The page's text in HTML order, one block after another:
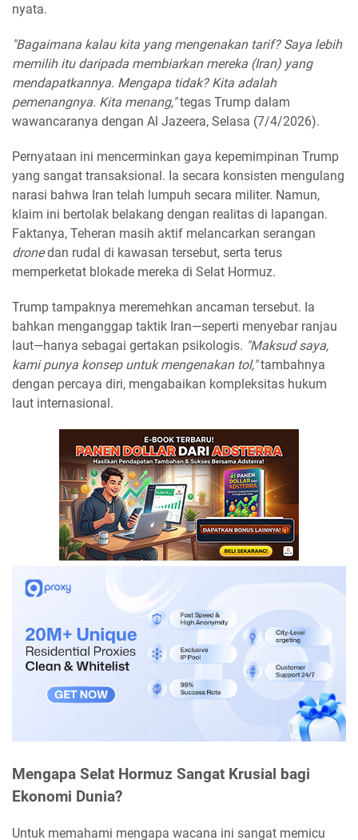
nyata.
"Bagaimana kalau kita yang mengenakan tarif? Saya lebih
memilih itu daripada membiarkan mereka (Iran) yang
mendapatkannya. Mengapa tidak? Kita adalah
pemenangnya. Kita menang,"tegas Trump dalam
wawancaranya dengan Al Jazeera, Selasa (7/4/2026).
Pernyataan ini mencerminkan gaya kepemimpinan Trump
yang sangat transaksional. Ia secara konsisten mengulang
narasi bahwa Iran telah lumpuh secara militer. Namun,
klaim ini bertolak belakang dengan realitas di lapangan.
Faktanya, Teheran masih aktif melancarkan serangan
dronedan rudal di kawasan tersebut, serta terus
memperketat blokade mereka di Selat Hormuz.
Trump tampaknya meremehkan ancaman tersebut. Ia
bahkan menganggap taktik Iran—seperti menyebar ranjau
laut—hanya sebagai gertakan psikologis. "Maksud saya,
kami punya konsep untuk mengenakan tol,"tambahnya
dengan percaya diri, mengabaikan kompleksitas hukum
laut internasional.
Mengapa Selat Hormuz Sangat Krusial bagi
Ekonomi Dunia?
Untuk memahami mengapa wacana ini sangat memicu